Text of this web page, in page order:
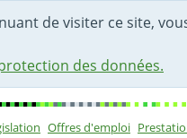
de visiter ce site,
des données.
Offres d'emploi